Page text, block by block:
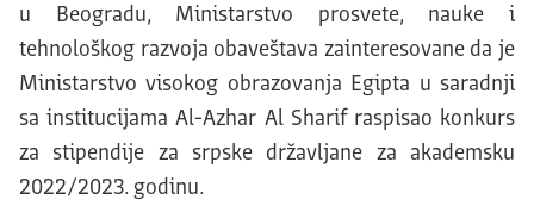
u Beogradu, Ministarstvo prosvete, nauke i
tehnološkog razvoja obaveštava zainteresovane da je
Ministarstvo visokog obrazovanja Egipta u saradnji
sa institucijama Al-Azhar Al Sharif raspisao konkurs
za stipendije za srpske državljane za akademsku
2022/2023. godinu.